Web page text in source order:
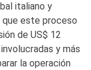
italiano y
que este proceso
de US$ 12
y más
la operación